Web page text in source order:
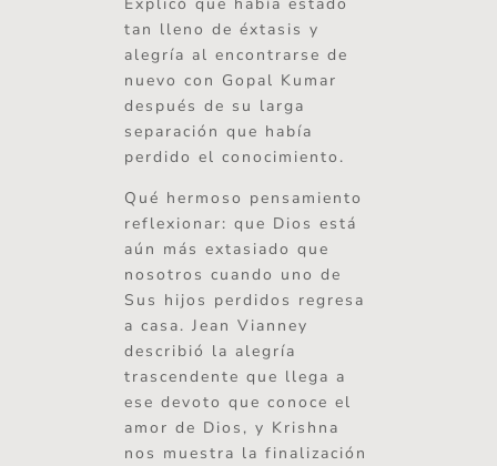
tan lleno de éxtasis y
alegría al encontrarse de
nuevo con Gopal Kumar
después de su larga
separación que había
perdido el conocimiento.
Qué hermoso pensamiento
reflexionar: que Dios está
aún más extasiado que
nosotros cuando uno de
Sus hijos perdidos regresa
a casa. Jean Vianney
describió la alegría
trascendente que llega a
ese devoto que conoce el
amor de Dios, y Krishna
nos muestra la finalización